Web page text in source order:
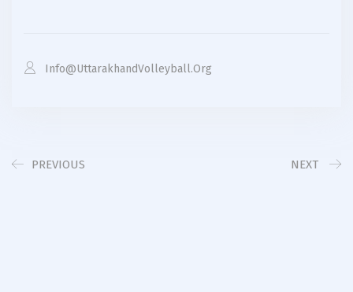
Info@uttarakhandVolleyball.org
PREVIOUS NEXT